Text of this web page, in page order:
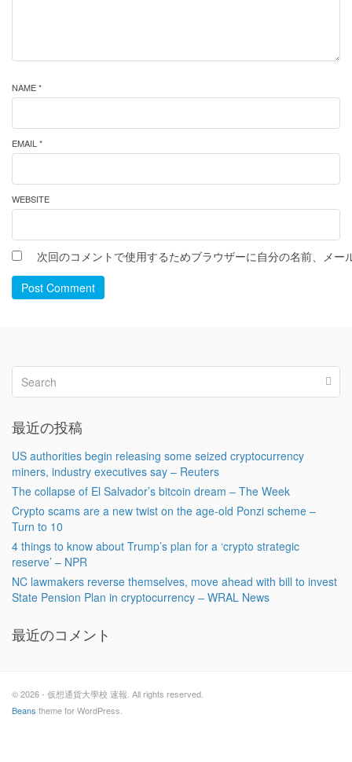
NAME *
EMAIL *
WEBSITE
次回のコメントで使用するためブラウザーに自分の名前、メー
Post Comment
最近の投稿
US authorities begin releasing some seized cryptocurrency
miners, industry executives say – Reuters
The collapse of El Salvador’s bitcoin dream – The Week
Crypto scams are a new twist on the age-old Ponzi scheme –
Turn to 10
4 things to know about Trump’s plan for a ‘crypto strategic
reserve’ – NPR
NC lawmakers reverse themselves, move ahead with bill to invest
State Pension Plan in cryptocurrency – WRAL News
最近のコメント
© 2026 - 仮想通貨大學校 速報. All rights reserved.
Beans theme for WordPress.